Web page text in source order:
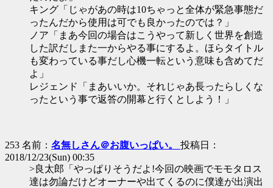
キング「じゃがあの時は10ちゃっと全体が緊急事態だ
ったんだから使用は可でも良かったのでは？」
ノア「まあ今回の場合はこうやって新しく世界を創造
した訳だしまた一からやる事にするよ。ほらタイトル
も変わっている事だし心機一転という意味も含めてだ
よ」
レジェンド「まあいいか。それじゃあ長ったらしくな
ったという事で返答の開幕と行くとしよう！」
253 名前： 名無しさん＠お腹いっぱい。 投稿日：
2018/12/23(Sun) 00:35
>良太郎「やっぱりそうだよ!今回の映画でモモタロス
達は勿論だけどオーナーや出てくるのに僕達が出演出